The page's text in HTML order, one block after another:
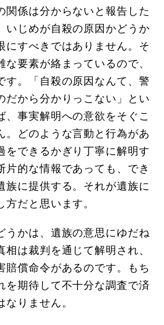
関係は分からないと報告した
いじめが自殺の原因かどうか
にすべきではありません。そ
要素が絡まっているので、
す。「自殺の原因なんて、警
だから分かりっこない」とい
、事実解明への意欲をそぐこ
。どのような言動と行為があ
をできるかぎり丁寧に解明す
片的な情報であっても、でき
族に提供する。それが遺族に
だと思います。
かは、遺族の意思にゆだね
は裁判を通じて解明され、
賠償命令があるのです。もち
を期待して不十分な調査で済
なりません。